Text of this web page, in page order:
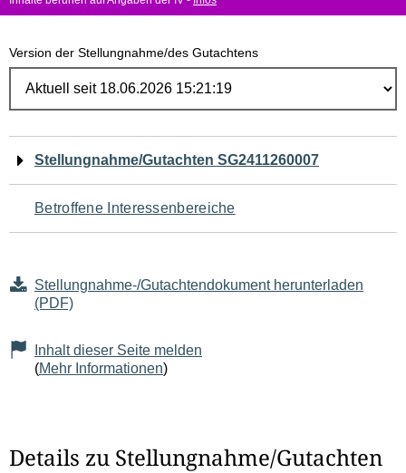
Version der Stellungnahme/des Gutachtens
Navigation
für
den
Seiteninhalt
Stellungnahme/Gutachten SG2411260007
Betroffene Interessenbereiche
Stellungnahme-/Gutachtendokument herunterladen
(PDF)
Inhalt dieser Seite melden
(Mehr Informationen)
Details zu Stellungnahme/Gutachten